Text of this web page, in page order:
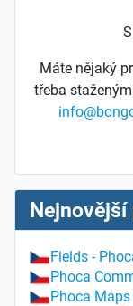
Máte nějaký
třeba
Nejnovější
Fields -
Phoca
Phoca Maps